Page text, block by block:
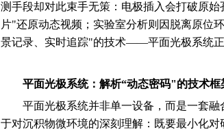
测手段却对此束手无策：电极插入会打破原
片"还原动态视频；实验室分析则因脱离原位
景记录、实时追踪"的技术——平面光极系统正
平面光极系统：解析“动态密码"的技术框
平面光极系统并非单一设备，而是一套
于对沉积物微环境的深刻理解：既要最小化